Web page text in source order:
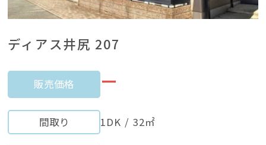
ディアス井尻 207
販売価格 ー
間取り 1DK / 32㎡